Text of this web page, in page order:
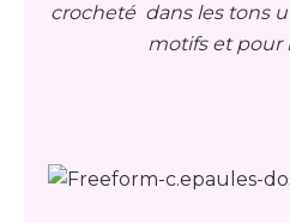
crocheté dans les tons
motifs et pour